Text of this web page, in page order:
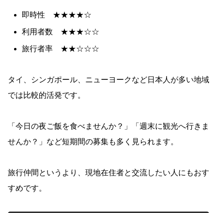
即時性 ★★★★☆
利用者数 ★★★☆☆
旅行者率 ★★☆☆☆
タイ、シンガポール、ニューヨークなど日本人が多い地域
では比較的活発です。
「今日の夜ご飯を食べませんか？」「週末に観光へ行きま
せんか？」など短期間の募集も多く見られます。
旅行仲間というより、現地在住者と交流したい人にもおす
すめです。